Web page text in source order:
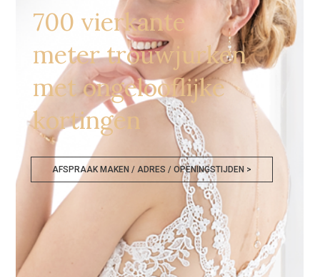
700 vierkante
meter trouwjurken
met ongelooflijke
kortingen
AFSPRAAK MAKEN / ADRES / OPENINGSTIJDEN >